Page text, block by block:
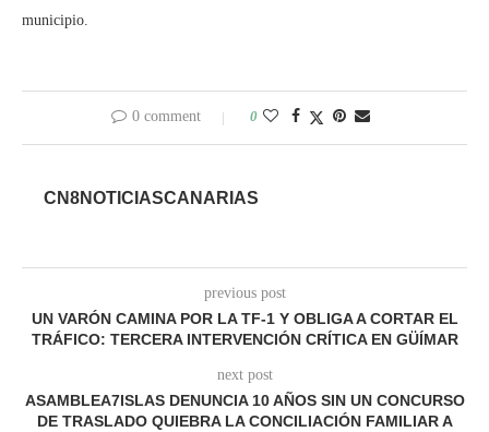
municipio.
0 comment 0
CN8NOTICIASCANARIAS
previous post
UN VARÓN CAMINA POR LA TF-1 Y OBLIGA A CORTAR EL
TRÁFICO: TERCERA INTERVENCIÓN CRÍTICA EN GÜÍMAR
next post
ASAMBLEA7ISLAS DENUNCIA 10 AÑOS SIN UN CONCURSO
DE TRASLADO QUIEBRA LA CONCILIACIÓN FAMILIAR A